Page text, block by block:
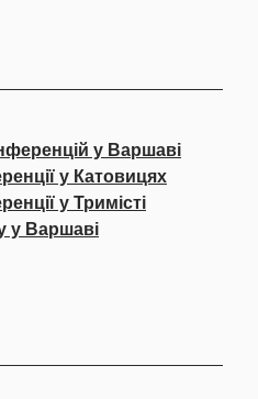
у Варшаві
у Катовицях
у Тримісті
у Варшаві